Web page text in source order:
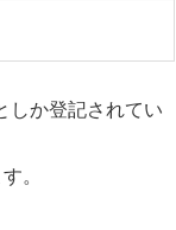
しか登記されてい
。